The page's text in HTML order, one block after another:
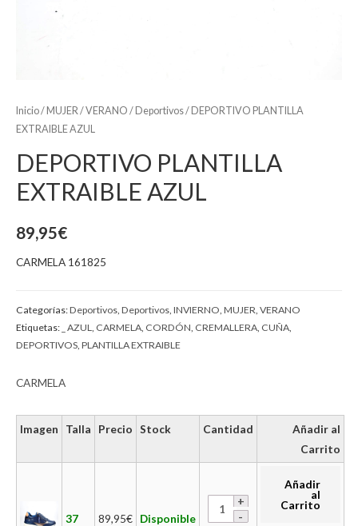
Inicio/ MUJER /VERANO / Deportivos/ DEPORTIVO PLANTILLA
EXTRAIBLE AZUL
DEPORTIVO PLANTILLA
EXTRAIBLE AZUL
89,95€
CARMELA 161825
Categorías:Deportivos Deportivos INVIERNO MUJER VERANO
Etiquetas: _ AZUL CARMELA CORDÓN CREMALLERA CUÑA
DEPORTIVOS PLANTILLA EXTRAIBLE
CARMELA
Imagen Talla Precio Stock Cantidad
Añadir al
Carrito
37 89,95€ Disponible
Añadir
al
Carrito